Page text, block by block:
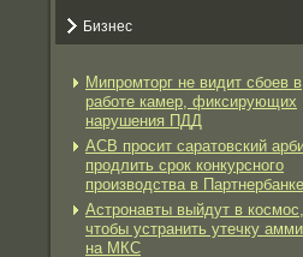
Бизнес
Мипромторг не видит сбоев в
работе камер, фиксирующих
нарушения ПДД
АСВ просит саратовский
продлить срок конкурсного
производства в Партнербанке
Астронавты выйдут в космос,
чтобы устранить утечку
на МКС